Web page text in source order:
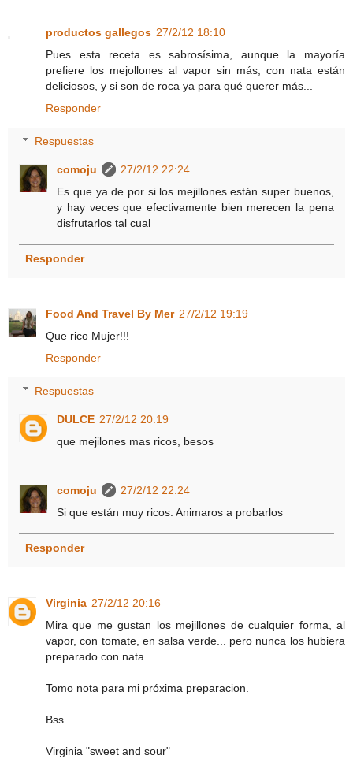
productos gallegos 27/2/12 18:10
Pues esta receta es sabrosísima, aunque la mayoría
prefiere los mejollones al vapor sin más, con nata están
deliciosos, y si son de roca ya para qué querer más...
Responder
Respuestas
comoju
27/2/12 22:24
Es que ya de por si los mejillones están super buenos,
y hay veces que efectivamente bien merecen la pena
disfrutarlos tal cual
Responder
Food And Travel By Mer 27/2/12 19:19
Que rico Mujer!!!
Responder
Respuestas
DULCE 27/2/12 20:19
que mejilones mas ricos, besos
comoju
27/2/12 22:24
Si que están muy ricos. Animaros a probarlos
Responder
Virginia 27/2/12 20:16
Mira que me gustan los mejillones de cualquier forma, al
vapor, con tomate, en salsa verde... pero nunca los hubiera
preparado con nata.
Tomo nota para mi próxima preparacion.
Bss
Virginia "sweet and sour"